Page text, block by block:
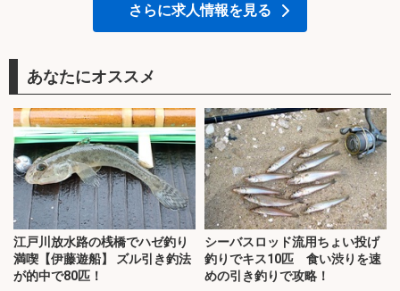
さらに求人情報を見る
あなたにオススメ
江戸川放水路の桟橋でハゼ釣り
満喫【伊藤遊船】 ズル引き釣法
が的中で80匹！
シーバスロッド流用ちょい投げ
釣りでキス10匹 食い渋りを速
めの引き釣りで攻略！